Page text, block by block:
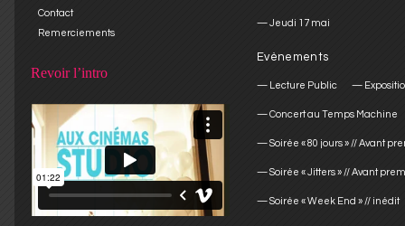
Contact
Remerciements
Revoir l’intro
Jeudi 17 mai
Evènements
Lecture Public
Concert au Temps Machine
Soirée « 80 jours » // Avant
Soirée « Jitters » // Avant
Soirée « Week End » // inédit